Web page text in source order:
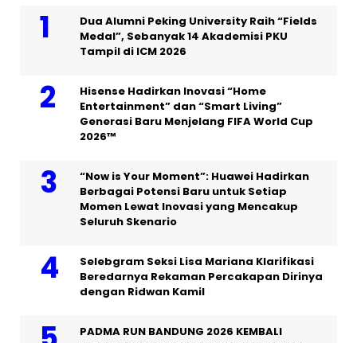
Dua Alumni Peking University Raih “Fields
Medal”, Sebanyak 14 Akademisi PKU
Tampil di ICM 2026
Hisense Hadirkan Inovasi “Home
Entertainment” dan “Smart Living”
Generasi Baru Menjelang FIFA World Cup
2026™
“Now is Your Moment”: Huawei Hadirkan
Berbagai Potensi Baru untuk Setiap
Momen Lewat Inovasi yang Mencakup
Seluruh Skenario
Selebgram Seksi Lisa Mariana Klarifikasi
Beredarnya Rekaman Percakapan Dirinya
dengan Ridwan Kamil
PADMA RUN BANDUNG 2026 KEMBALI